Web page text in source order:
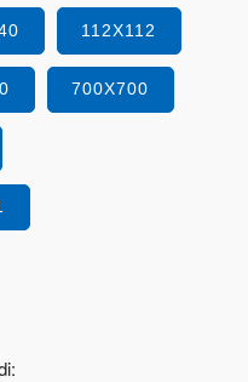
112X112
700X700